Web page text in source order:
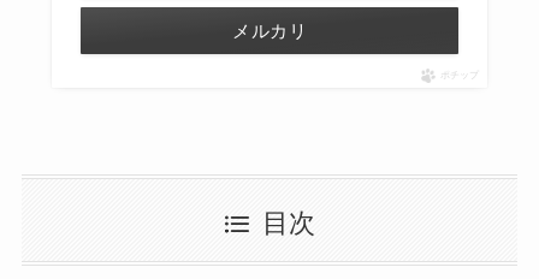
メルカリ
ポチップ
目次